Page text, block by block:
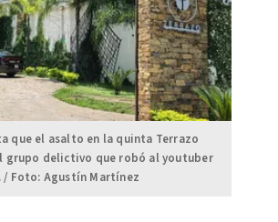
que el asalto en la quinta Terrazo
grupo delictivo que robó al youtuber
/ Foto: Agustín Martínez